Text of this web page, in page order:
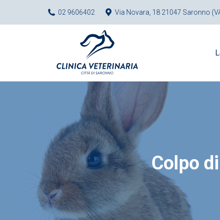
02 9606402 Via Novara, 18 21047 Saronno
Colpo